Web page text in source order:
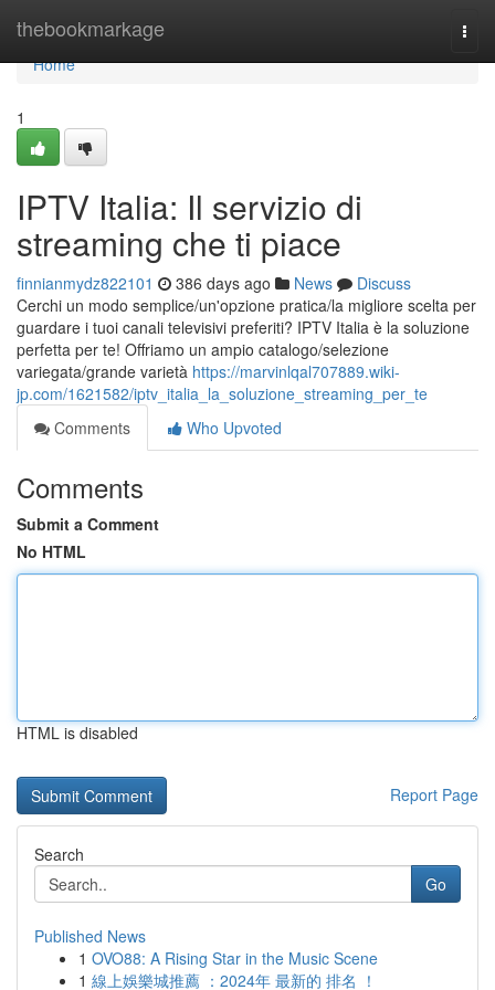
thebookmarkage
Home
Home
1
IPTV Italia: Il servizio di
streaming che ti piace
finnianmydz822101 386 days ago News
Discuss
Cerchi un modo semplice/un'opzione pratica/la migliore scelta per
guardare i tuoi canali televisivi preferiti? IPTV Italia è la soluzione
perfetta per te! Offriamo un ampio catalogo/selezione
variegata/grande varietà https://marvinlqal707889.wiki-
jp.com/1621582/iptv_italia_la_soluzione_streaming_per_te
Comments
Who Upvoted
Comments
Submit a Comment
No HTML
HTML is disabled
Report Page
Search
Go
Published News
1 OVO88: A Rising Star in the Music Scene
1 線上娛樂城推薦 ：2024年 最新的 排名 ！